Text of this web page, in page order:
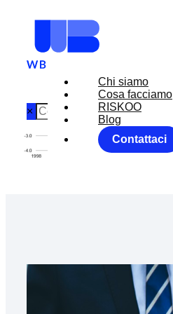
Chi siamo
Cosa facciamo
RISKOO
Blog
Contattaci
×